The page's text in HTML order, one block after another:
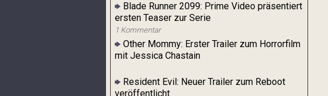
Blade Runner 2099: Prime Video präsentiert
ersten Teaser zur Serie
1 Kommentar
Other Mommy: Erster Trailer zum Horrorfilm
mit Jessica Chastain
Resident Evil: Neuer Trailer zum Reboot
veröffentlicht